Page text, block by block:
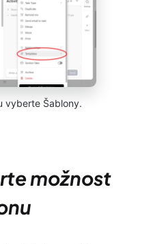
vyberte Šablony.
možnost